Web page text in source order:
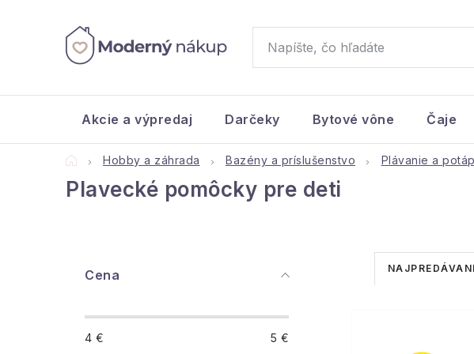
Akcie a výpredaj Darčeky Bytové vône Čaje
DomovHobby a záhrada Bazény a príslušenstvo Plávanie a
Plavecké pomôcky pre deti
Cena
4 € 5 €
R
a